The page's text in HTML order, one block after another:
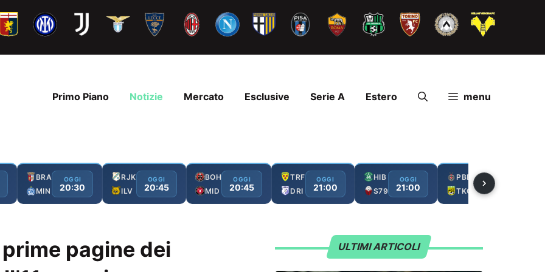
Primo Piano Notizie Mercato Esclusive Serie A Estero menu
BRA
MIN
OGGI
20:30
RJK
ILV
OGGI
20:45
BOH
MID
OGGI
20:45
TRF
DRI
OGGI
21:00
HIB
S79
OGGI
21:00
PBE
TKO
OGGI
21:00
pagine dei
ULTIMI ARTICOLI